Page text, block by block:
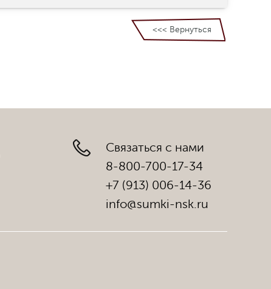
<<< Вернуться
Связаться с нами
8-800-700-17-34
+7 (913) 006-14-36
info@sumki-nsk.ru